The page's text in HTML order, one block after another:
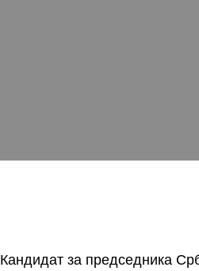
Кандидат за председника